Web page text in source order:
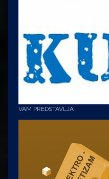
VAM PREDSTAVLJA :